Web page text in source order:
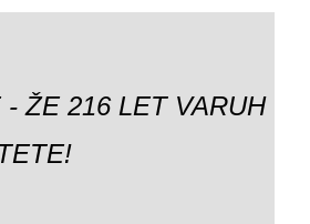
ŽE 216 LET VARUH